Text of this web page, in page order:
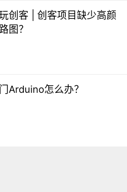
创客 | 创客项目缺少高颜
图？
Arduino怎么办？